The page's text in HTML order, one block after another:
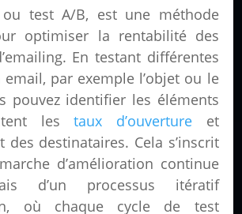
ou test A/B, est une méthode
optimiser la rentabilité des
En testant différentes
email, par exemple l’objet ou le
pouvez identifier les éléments
lestaux d’ouvertureet
des destinataires. Cela s’inscrit
d’amélioration continue
d’un processus itératif
où chaque cycle de test